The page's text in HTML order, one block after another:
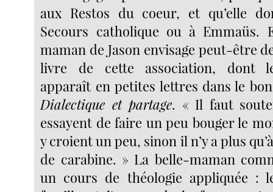
aux Restos du coeur, et qu’elle
Secours catholique ou à Emmaüs.
maman de Jason envisage peut-être
livre de cette association, dont
apparaît en petites lettres dans le
Dialectique et partage. « Il faut
essayent de faire un peu bouger le
y croient un peu, sinon il n’y a plus
de carabine. » La belle-maman
un cours de théologie appliquée :